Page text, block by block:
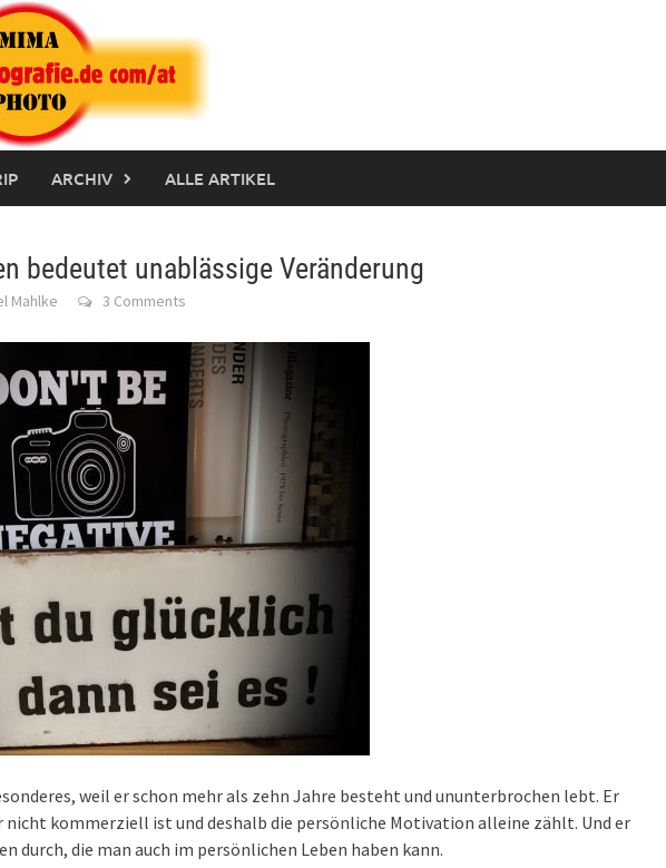
ARCHIV ALLE ARTIKEL
bedeutet unablässige Veränderung
Mahlke 3 Comments
weil er schon mehr als zehn Jahre besteht und ununterbrochen lebt. Er
nicht kommerziell ist und deshalb die persönliche Motivation alleine zählt. Und er
durch, die man auch im persönlichen Leben haben kann.